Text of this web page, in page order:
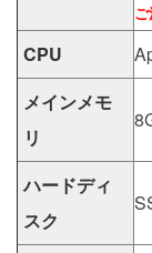
CPU
メインメモ
リ
ハードディ
スク